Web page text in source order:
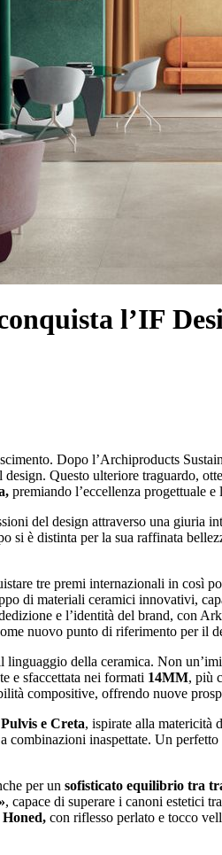
l’IF
Dopo l’Archiproducts
Questo ulteriore traguardo,
premiando l’eccellenza progettuale
del design attraverso una giuria
si è distinta per la sua raffinata
tre premi internazionali in così
di materiali ceramici innovativi,
e l’identità del brand, con
nuovo punto di riferimento per il
linguaggio della ceramica. Non
e sfaccettata nei formati 14MM, più
compositive, offrendo nuove
e Creta, ispirate alla matericità
combinazioni inaspettate. Un
per un sofisticato equilibrio tra
, capace di superare i canoni estetici
Honed, con riflesso perlato e tocco